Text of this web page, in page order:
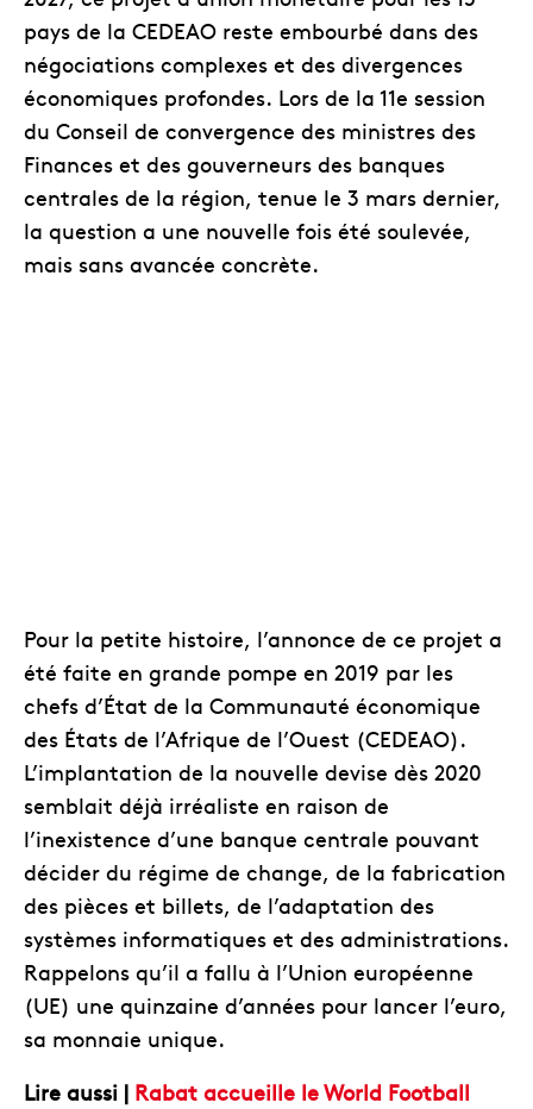
pays de la CEDEAO reste embourbé dans des
négociations complexes et des divergences
économiques profondes. Lors de la 11e session
du Conseil de convergence des ministres des
Finances et des gouverneurs des banques
centrales de la région, tenue le 3 mars dernier,
la question a une nouvelle fois été soulevée,
mais sans avancée concrète.
Pour la petite histoire, l’annonce de ce projet a
été faite en grande pompe en 2019 par les
chefs d’État de la Communauté économique
des États de l’Afrique de l’Ouest (CEDEAO).
L’implantation de la nouvelle devise dès 2020
semblait déjà irréaliste en raison de
l’inexistence d’une banque centrale pouvant
décider du régime de change, de la fabrication
des pièces et billets, de l’adaptation des
systèmes informatiques et des administrations.
Rappelons qu’il a fallu à l’Union européenne
(UE) une quinzaine d’années pour lancer l’euro,
sa monnaie unique.
Lire aussi | Rabat accueille le World Football